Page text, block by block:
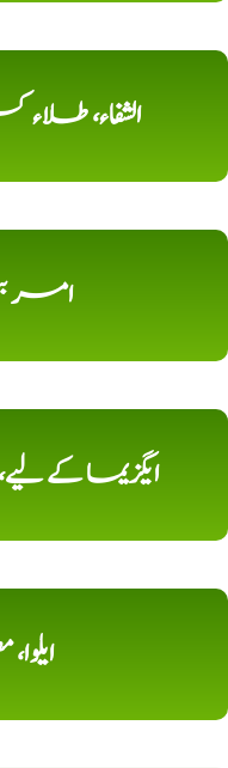
الشفاء، طلاء
امر
ایگزیما کے